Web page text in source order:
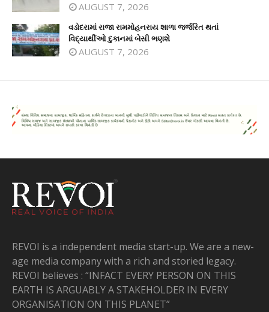
AUGUST 7, 2026
વડોદરામાં રાજા રામમોહનરાય શાળા જર્જરિત થતાં
વિદ્યાર્થીઓ દુકાનમાં બેસી ભણશે
AUGUST 7, 2026
REVOI is a independent media start-up. We are a new-
age media company with a rich and storied legacy.
REVOI believes : “INFACT EVERY PERSON ON THIS
EARTH IS ARGUABLY A STAKEHOLDER IN EVERY
ORGANISATION ON THIS PLANET”